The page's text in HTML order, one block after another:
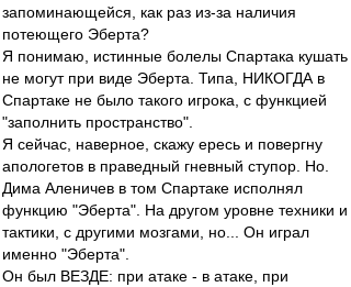
запоминающейся, как раз из-за наличия
потеющего Эберта?
Я понимаю, истинные болелы Спартака кушать
не могут при виде Эберта. Типа, НИКОГДА в
Спартаке не было такого игрока, с функцией
"заполнить пространство".
Я сейчас, наверное, скажу ересь и повергну
апологетов в праведный гневный ступор. Но.
Дима Аленичев в том Спартаке исполнял
функцию "Эберта". На другом уровне техники и
тактики, с другими мозгами, но... Он играл
именно "Эберта".
Он был ВЕЗДЕ: при атаке - в атаке, при